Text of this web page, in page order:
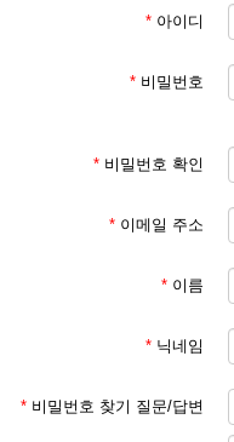
* 아이디
* 비밀번호
* 비밀번호 확인
* 이메일 주소
* 이름
* 닉네임
* 비밀번호 찾기 질문/답변